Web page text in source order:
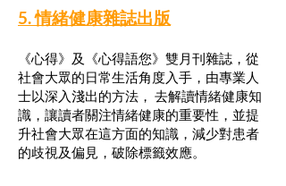
​5. 情緒健康雜誌出版
《心得》及《心得語您》雙月刊雜誌，從
社會大眾的日常生活角度入手，由專業人
士以深入淺出的方法， 去解讀情緒健康知
識，讓讀者關注情緒健康的重要性，並提
升社會大眾在這方面的知識，減少對患者
的歧視及偏見，破除標籤效應。